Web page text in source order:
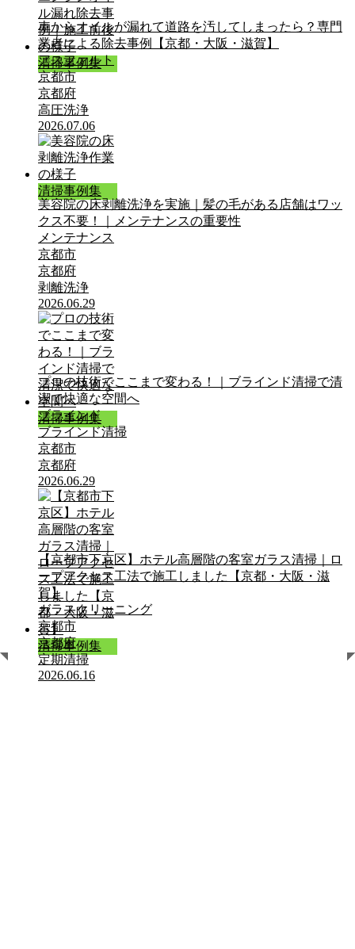
清掃事例集
車からオイルが漏れて道路を汚してしまったら？専門
業者による除去事例【京都・大阪・滋賀】
アスファルト
京都市
京都府
高圧洗浄
2026.07.06
清掃事例集
美容院の床剥離洗浄を実施｜髪の毛がある店舗はワッ
クス不要！｜メンテナンスの重要性
メンテナンス
京都市
京都府
剥離洗浄
2026.06.29
清掃事例集
プロの技術でここまで変わる！｜ブラインド清掃で清
潔で快適な空間へ
ブラインド
ブラインド清掃
京都市
京都府
2026.06.29
清掃事例集
【京都市下京区】ホテル高層階の客室ガラス清掃｜ロ
ープアクセス工法で施工しました【京都・大阪・滋
賀】
ガラスクリーニング
京都市
京都府
定期清掃
2026.06.16